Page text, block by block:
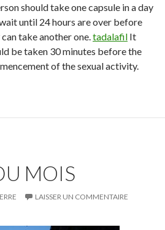
should take one capsule in a day
until 24 hours are over before
take another one. tadalafil It
be taken 30 minutes before the
of the sexual activity.
MOIS
LAISSER UN COMMENTAIRE